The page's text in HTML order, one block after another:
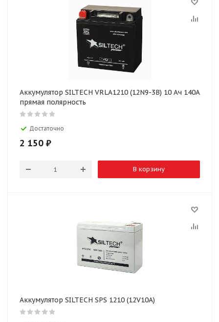
Аккумулятор SILTECH VRLA1210 (12N9-3B) 10 Ач 140А
прямая полярность
Достаточно
2 150 ₽
В корзину
Аккумулятор SILTECH SPS 1210 (12V10A)